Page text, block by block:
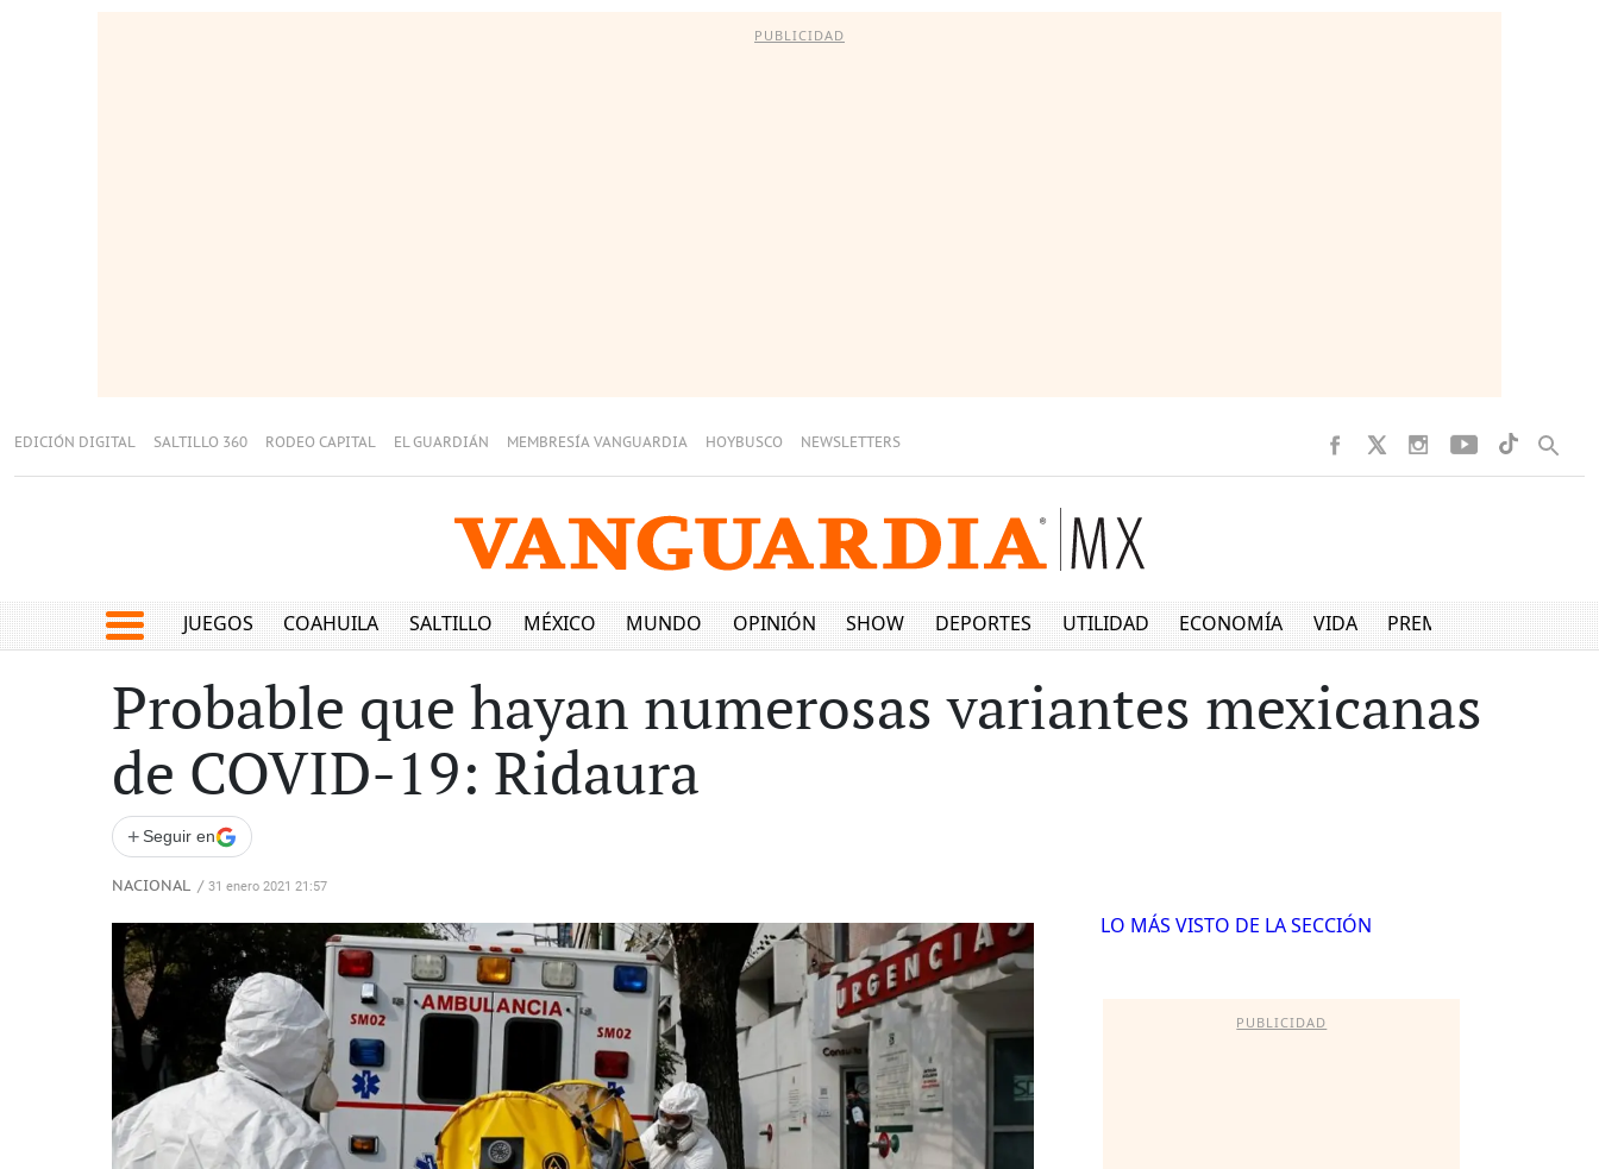
PUBLICIDAD
EDICIÓN DIGITAL SALTILLO 360 RODEO CAPITAL EL GUARDIÁN MEMBRESÍA VANGUARDIA HOYBUSCO NEWSLETTERS
JUEGOS COAHUILA SALTILLO MÉXICO MUNDO OPINIÓN SHOW DEPORTES UTILIDAD ECONOMÍA VIDA PREMIUM
Probable que hayan numerosas variantes mexicanas
de COVID-19: Ridaura
+ Seguir en
NACIONAL / 31 enero 2021 21:57
LO MÁS VISTO DE LA SECCIÓN
PUBLICIDAD